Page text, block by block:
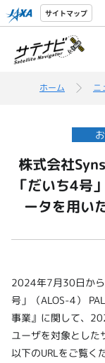
サイトマップ
ホーム ニ
株式会社
「だいち4号
ータを用い
2024年7月30日か
号」（ALOS-4）
事業』に関して、
ユーザを対象とし
以下のURLをご覧く